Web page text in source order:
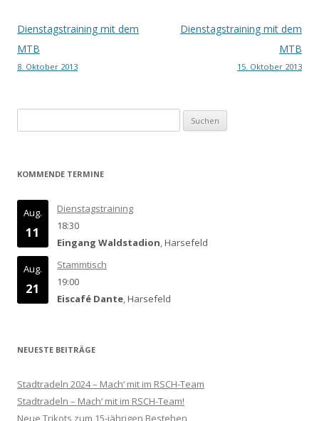
Beitrags-
Navigation
Dienstagstraining mit dem
MTB
8. Oktober 2013
Dienstagstraining mit dem
MTB
15. Oktober 2013
nach:
KOMMENDE TERMINE
Aug.
11
Dienstagstraining
18:30
Eingang Waldstadion, Harsefeld
Aug.
21
Stammtisch
19:00
Eiscafé Dante, Harsefeld
NEUESTE BEITRÄGE
Stadtradeln 2024 – Mach‘ mit im RSCH-Team
Stadtradeln – Mach‘ mit im RSCH-Team!
Neue Trikots zum 15-jährigen Bestehen